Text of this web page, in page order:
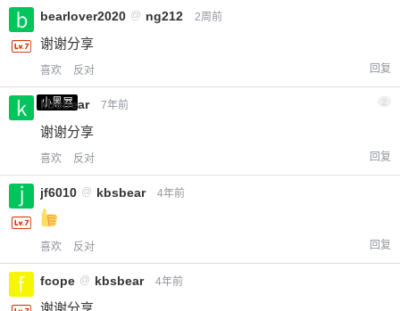
bearlover2020 @ ng212 2周前
谢谢分享
喜欢 反对 回复
小黑屋
kbsbear 7年前 2
谢谢分享
喜欢 反对 回复
jf6010 @ kbsbear 4年前
喜欢 反对 回复
fcope @ kbsbear 4年前
谢谢分享